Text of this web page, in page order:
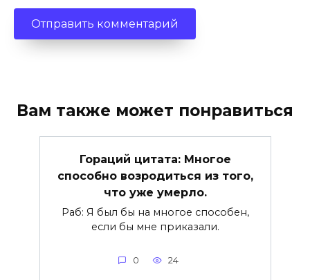
Вам также может понравиться
Гораций цитата: Многое
способно возродиться из того,
что уже умерло.
Раб: Я был бы на многое способен,
если бы мне приказали.
0 24